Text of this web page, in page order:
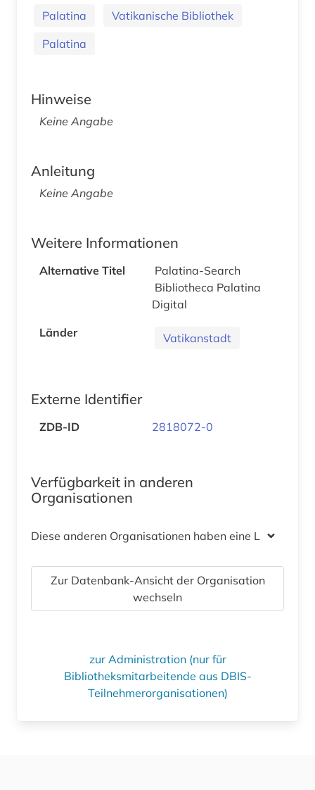
Palatina
Vatikanische Bibliothek
Palatina
Hinweise
Keine Angabe
Anleitung
Keine Angabe
Weitere Informationen
Alternative Titel
Palatina-Search
Bibliotheca Palatina
Digital
Länder
Vatikanstadt
Externe Identifier
ZDB-ID 2818072-0
Verfügbarkeit in anderen
Organisationen
Diese anderen Organisationen haben eine Lizenz
Zur Datenbank-Ansicht der Organisation
wechseln
zur Administration (nur für
Bibliotheksmitarbeitende aus DBIS-
Teilnehmerorganisationen)